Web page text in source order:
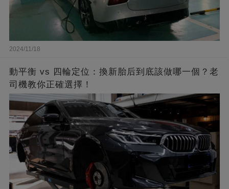
2024/11/18
動平衡 vs 四輪定位：換新胎后到底該做哪一個？老
司機教你正確選擇！